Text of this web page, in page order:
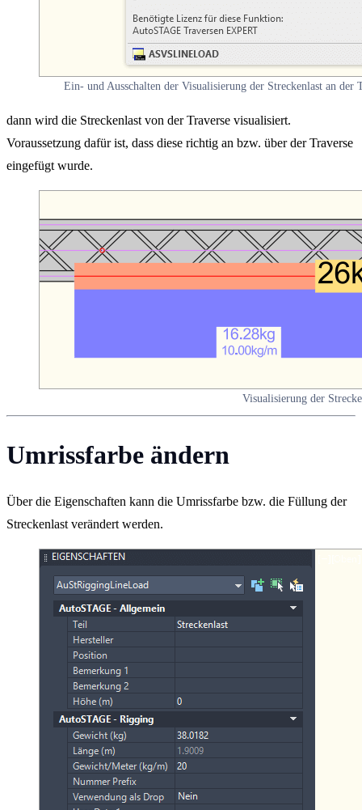
Ein- und Ausschalten der Visualisierung der Streckenlast an der
dann wird die Streckenlast von der Traverse visualisiert.
Voraussetzung dafür ist, dass diese richtig an bzw. über der Traverse
eingefügt wurde.
Visualisierung der
Umrissfarbe ändern
Über die Eigenschaften kann die Umrissfarbe bzw. die Füllung der
Streckenlast verändert werden.